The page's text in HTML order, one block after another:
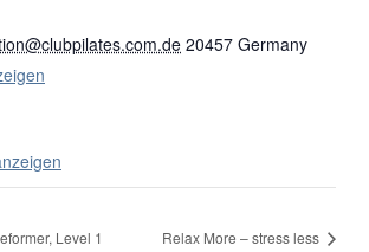
20457 Germany
Level 1 Relax More – stress less